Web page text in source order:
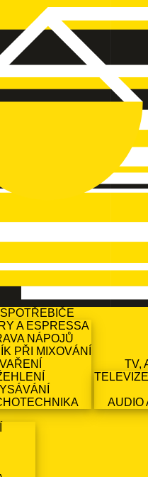
A ESPRESSA
NÁPOJŮ
PŘI MIXOVÁNÍ
VAŘENÍ
TV,
AUDIO